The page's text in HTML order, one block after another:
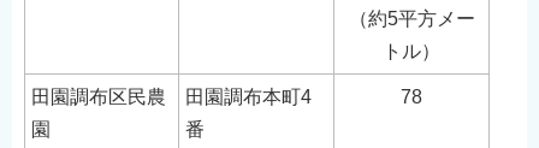
（約5平方メー
トル）
田園調布区民農
園
田園調布本町4
番
78
Filipino